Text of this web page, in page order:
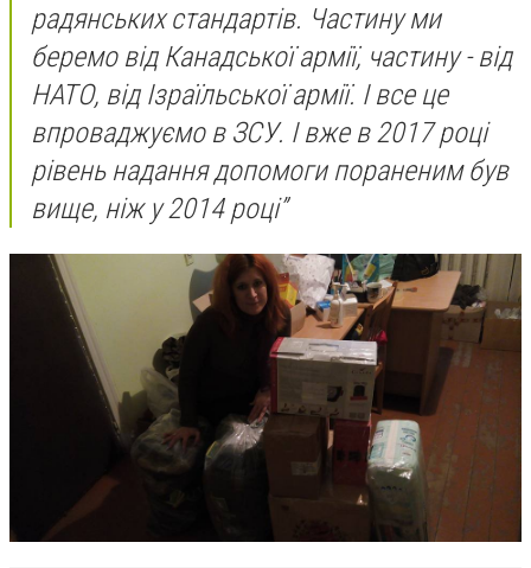
радянських стандартів. Частину ми
беремо від Канадської армії, частину - від
НАТО, від Ізраїльської армії. І все це
впроваджуємо в ЗСУ. І вже в 2017 році
рівень надання допомоги пораненим був
вище, ніж у 2014 році”